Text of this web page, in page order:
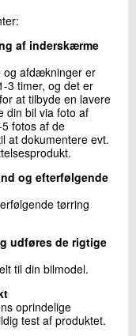
Institut
Teknologisk
af inderskærme
og afdækninger er
3 timer, og det er
at tilbyde en lavere
din bil via foto af
fotos af de
at dokumentere evt.
og efterfølgende
tørring
udføres de rigtige
til din bilmodel.
oprindelige
test af produktet.